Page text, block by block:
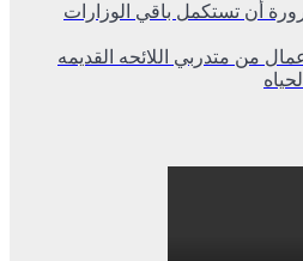
أن تستكمل باقي الوزارات
من متدربي اللائحه القديمه